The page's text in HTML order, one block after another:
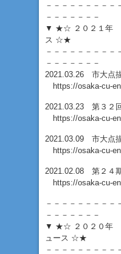
－－－－－－－－－
－－－－－－－
▼ ★☆ ２０２１年
ス ☆★
－－－－－－－－－
－－－－－－－
2021.03.26 市大点
https://osaka-cu-
2021.03.23 第３２
https://osaka-cu-
2021.03.09 市大点
https://osaka-cu-
2021.02.08 第２
https://osaka-cu-
－－－－－－－－－
－－－－－－－
▼ ★☆ ２０２０年
ュース ☆★
－－－－－－－－－